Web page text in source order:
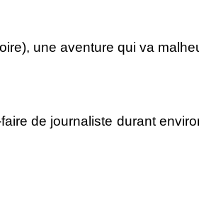
une aventure qui va
de journaliste durant